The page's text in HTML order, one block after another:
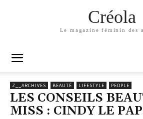
Créola
Le magazine féminin des
Z__ARCHIVES BEAUTÉ LIFESTYLE PEOPLE
LES CONSEILS
MISS : CINDY LE